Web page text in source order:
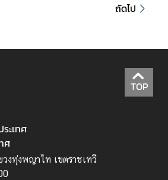
ถัดไป
TOP
ะเทศ
ศ
งทุ่งพญาไท เขตราชเทวี